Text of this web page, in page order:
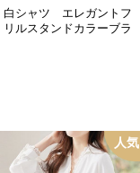
白シャツ エレガントフ
リルスタンドカラーブラ
人気